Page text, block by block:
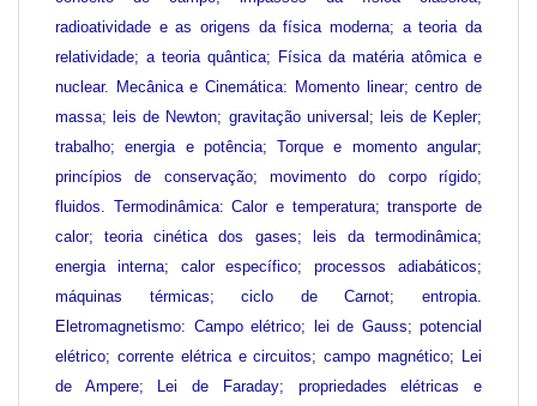
radioatividade e as origens da física moderna; a teoria da
relatividade; a teoria quântica; Física da matéria atômica e
nuclear. Mecânica e Cinemática: Momento linear; centro de
massa; leis de Newton; gravitação universal; leis de Kepler;
trabalho; energia e potência; Torque e momento angular;
princípios de conservação; movimento do corpo rígido;
fluidos. Termodinâmica: Calor e temperatura; transporte de
calor; teoria cinética dos gases; leis da termodinâmica;
energia interna; calor específico; processos adiabáticos;
máquinas térmicas; ciclo de Carnot; entropia.
Eletromagnetismo: Campo elétrico; lei de Gauss; potencial
elétrico; corrente elétrica e circuitos; campo magnético; Lei
de Ampere; Lei de Faraday; propriedades elétricas e